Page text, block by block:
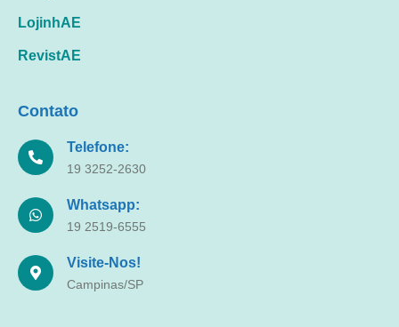
LojinhAE
RevistAE
Contato
Telefone:
19 3252-2630
Whatsapp:
19 2519-6555
Visite-Nos!
Campinas/SP